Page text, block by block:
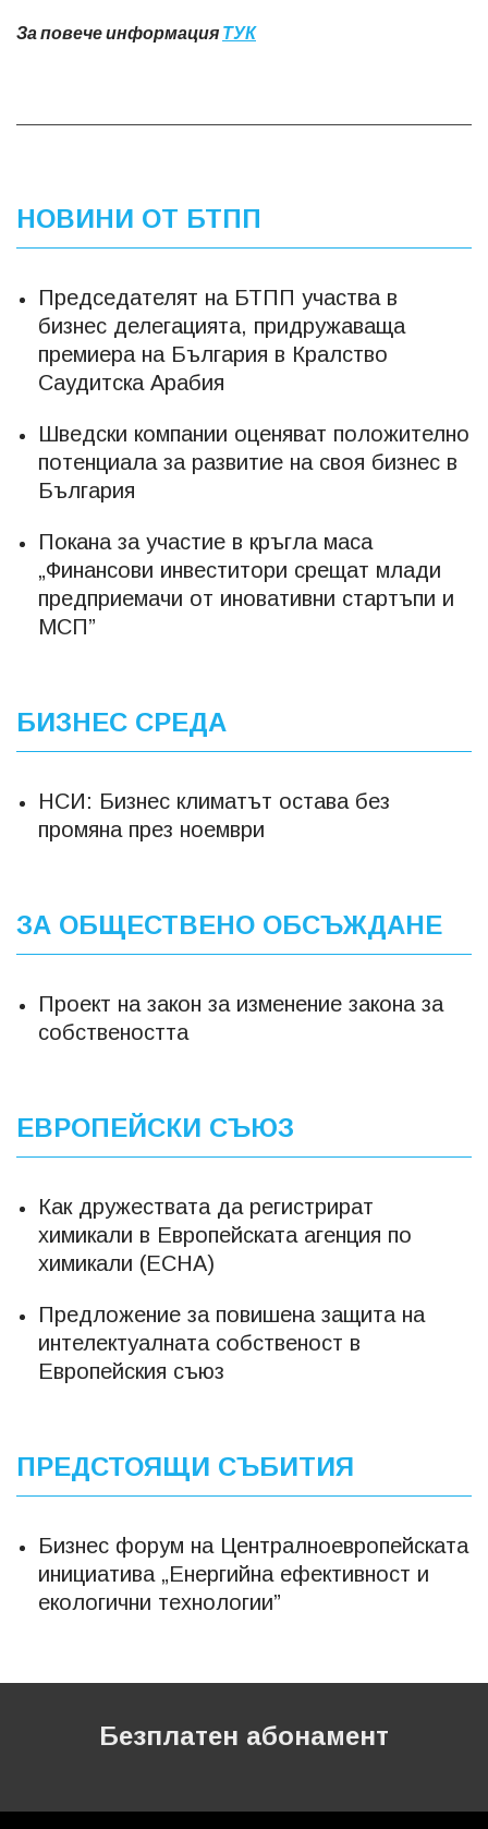
За повече информация ТУК
НОВИНИ ОТ БТПП
Председателят на БТПП участва в
бизнес делегацията, придружаваща
премиера на България в Кралство
Саудитска Арабия
Шведски компании оценяват положително
потенциала за развитие на своя бизнес в
България
Покана за участие в кръгла маса
„Финансови инвеститори срещат млади
предприемачи от иновативни стартъпи и
МСП”
БИЗНЕС СРЕДА
НСИ: Бизнес климатът остава без
промяна през ноември
ЗА ОБЩЕСТВЕНО ОБСЪЖДАНЕ
Проект на закон за изменение закона за
собствеността
ЕВРОПЕЙСКИ СЪЮЗ
Как дружествата да регистрират
химикали в Европейската агенция по
химикали (ECHA)
Предложение за повишена защита на
интелектуалната собственост в
Европейския съюз
ПРЕДСТОЯЩИ СЪБИТИЯ
Бизнес форум на Централноевропейската
инициатива „Енергийна ефективност и
екологични технологии”
Безплатен абонамент